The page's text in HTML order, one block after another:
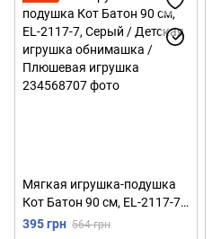
Мягкая игрушка-подушка
Кот Батон 90 см, EL-2117-7,
Серый / Детская игрушка
395 грн 564 грн